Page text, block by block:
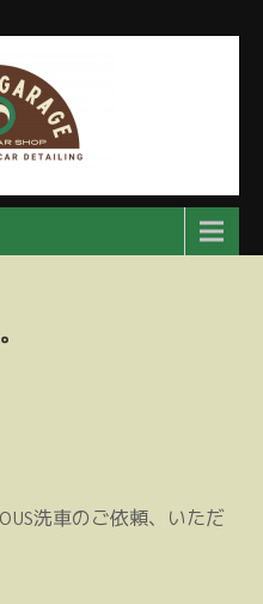
ージ
テナンス
洗車のご依頼、いただ